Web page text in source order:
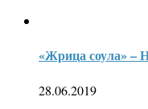
«Жрица соула» –
28.06.2019